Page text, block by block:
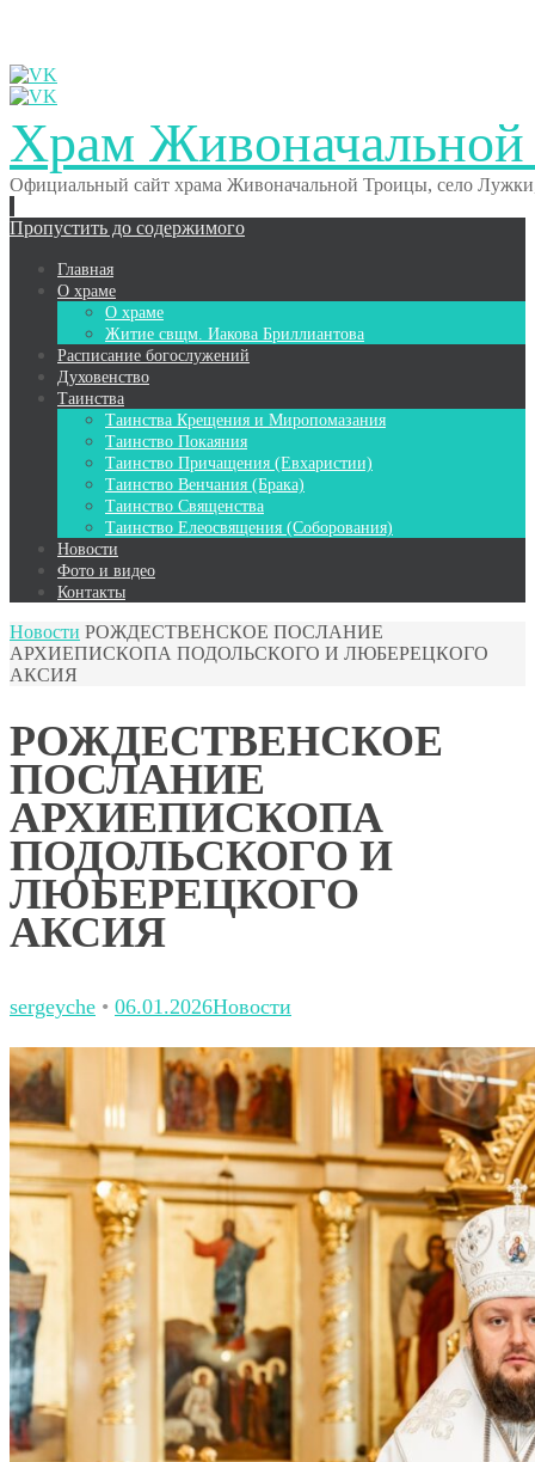
Храм
Официальный сайт храма Живоначальной Троицы, село
Пропустить до содержимого
Главная
О храме
О храме
Житие свщм. Иакова Бриллиантова
Расписание богослужений
Духовенство
Таинства
Таинства Крещения и Миропомазания
Таинство Покаяния
Таинство Причащения (Евхаристии)
Таинство Венчания (Брака)
Таинство Священства
Таинство Елеосвящения (Соборования)
Новости
Фото и видео
Контакты
Новости РОЖДЕСТВЕНСКОЕ ПОСЛАНИЕ
АРХИЕПИСКОПА ПОДОЛЬСКОГО И ЛЮБЕРЕЦКОГО
АКСИЯ
РОЖДЕСТВЕНСКОЕ
ПОСЛАНИЕ
АРХИЕПИСКОПА
ПОДОЛЬСКОГО И
ЛЮБЕРЕЦКОГО
АКСИЯ
sergeyche • 06.01.2026Новости